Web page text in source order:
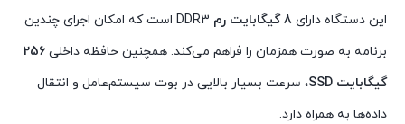
این دستگاه دارای 8 گیگابایت رم
DDR3 است که امکان اجرای چندین
برنامه به صورت همزمان را فراهم می‌کند. همچنین حافظه داخلی 256
گیگابایت SSD
، سرعت بسیار بالایی در بوت سیستم‌عامل و انتقال
داده‌ها به همراه دارد.